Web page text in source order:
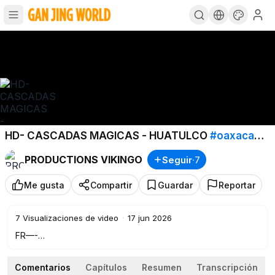
HD- CASCADAS MAGICAS - HUATULCO #oaxaca
#mexique
#huatulco
PRODUCTIONS VIKINGO
Seguir·7
Me gusta Compartir Guardar Reportar
7 Visualizaciones de video · 17 jun 2026
FR—-
aventure, au cœur de la jungle mexicaine, cette fois-ci pour
Comentarios Capítulos Resumen Transcripción